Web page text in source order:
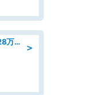
＞
検査/検品/ライン作業 軽作業で月収28万円可 センサー部品の箱詰め 日勤 土日休